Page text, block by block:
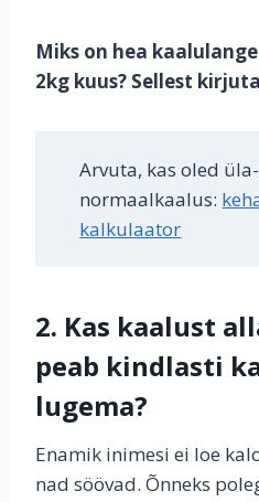
Miks on hea
2kg kuus? Sellest
Arvuta, kas oled
normaalkaalus:
kalkulaator
2. Kas kaalust
peab kindlasti
lugema?
Enamik inimesi ei loe
nad söövad. Õnneks